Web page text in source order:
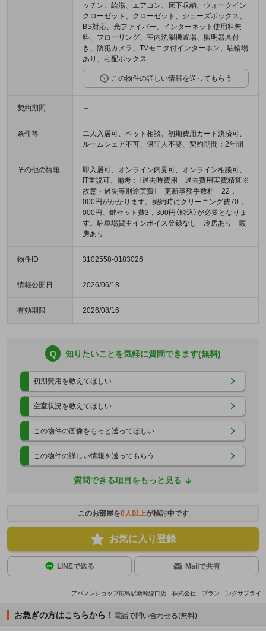
ッチン、給湯、エアコン、床下収納、ウォークイン
クローゼット、クローゼット、シューズボックス、
BS対応、光ファイバー、インターネット使用料無
料、フローリング、室内洗濯機置場、照明器具付
き、防犯カメラ、TVモニタ付インターホン、駐輪場
あり、宅配ボックス
この物件の詳しい情報を送ってもらう
契約期間 －
条件等
二人入居可、ペット相談、初期費用カード決済可、
ルームシェア不可、保証人不要、契約期間：2年間
その他の情報
即入居可、オンライン内見可、オンライン相談可、
IT重説可、備考：［退去時費用 退去費用実費精算※
故意・過失等別途実費］ 更新事務手数料 22，
000円がかかります。契約時にクリーニング費70，
000円、鍵セット費3，300円（税込）が必要となりま
す。駐車場貸主インボイス登録なし 冷房あり 暖
房あり
物件ID 3102558-0183026
情報公開日 2026/06/18
有効期限 2026/08/16
Q 知りたいことを気軽に質問できます(無料)
初期費用を教えてほしい
空室状況を教えてほしい
この物件の画像をもっと送ってほしい
この物件の詳しい情報を送ってもらう
質問できる項目をもっと見る
このお部屋を0人以上が検討中です
お気に入り登録
LINEで送る Mailで共有
アパマンショップ広島駅新幹線口店 株式会社 プランニングサプライ
お急ぎの方はこちらから！ 電話で問い合わせる(無料)